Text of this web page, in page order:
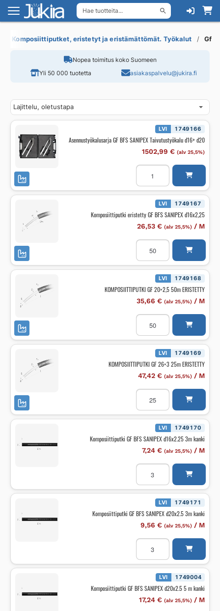
Hae tuotteita...
Siirry
navigointiin
Siirry
sisältöön
Komposiittiputket, eristetyt ja eristämättömät. Työkalut Gf
Nopea toimitus koko Suomeen
Yli 50 000 tuotetta
asiakaspalvelu@jukira.fi
LVI 1749166
Asennustyökalusarja GF BFS SANIPEX Taivutustyökalu d16+ d20
1502,99 € (alv 25,5%)
Asennustyökalusarja
SANIPEX
Taivutustyökalu
määrä
LVI 1749167
Komposiittiputki eristetty GF BFS SANIPEX d16x2,25
26,53 € (alv 25,5%)/ M
Komposiittiputki
eristetty
BFS
SANIPEX
d16x2,25
määrä
LVI 1749168
KOMPOSIITTIPUTKI GF 20×2,5 50m ERISTETTY
35,66 € (alv 25,5%)/ M
KOMPOSIITTIPUTKI
20x2,5
50m
ERISTETTY
määrä LVI 1749169
KOMPOSIITTIPUTKI GF 26×3 25m ERISTETTY
47,42 € (alv 25,5%)/ M
KOMPOSIITTIPUTKI
26x3
25m
ERISTETTY
määrä LVI 1749170
Komposiittiputki GF BFS SANIPEX d16x2.25 3m kanki
7,24 € (alv 25,5%)/ M
Komposiittiputki
SANIPEX
d16x2.25
määrä
LVI 1749171
Komposiittiputki GF BFS SANIPEX d20x2.5 3m kanki
9,56 € (alv 25,5%)/ M
Komposiittiputki
SANIPEX
d20x2.5
määrä
LVI 1749004
Komposiittiputki GF BFS SANIPEX d20x2.5 5 m kanki
17,24 € (alv 25,5%)/ M